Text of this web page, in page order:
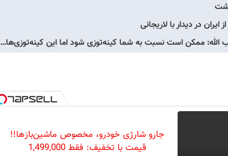
ایران در دیدار با لاریجانی
الله: ممکن است نسبت به شما کینه‌توزی شود اما این کینه‌توزی‌ها…
جارو شارژی خودرو، مخصوص ماشین‌باز‌ها!!
قیمت با تخفیف: فقط 1,499,000